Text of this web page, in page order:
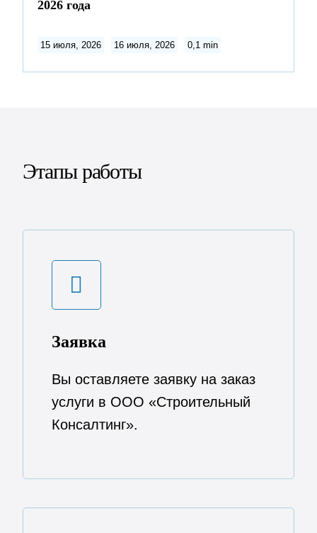
2026 года
15 июля, 2026 16 июля, 2026 0,1 min
Этапы работы
Заявка
Вы оставляете заявку на заказ
услуги в ООО «Строительный
Консалтинг».